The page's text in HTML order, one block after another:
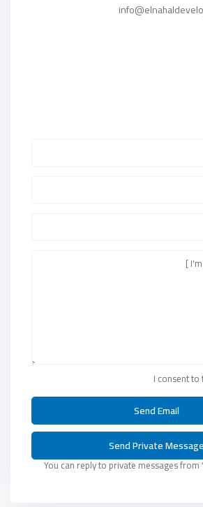
I consent to
You can reply to private messages